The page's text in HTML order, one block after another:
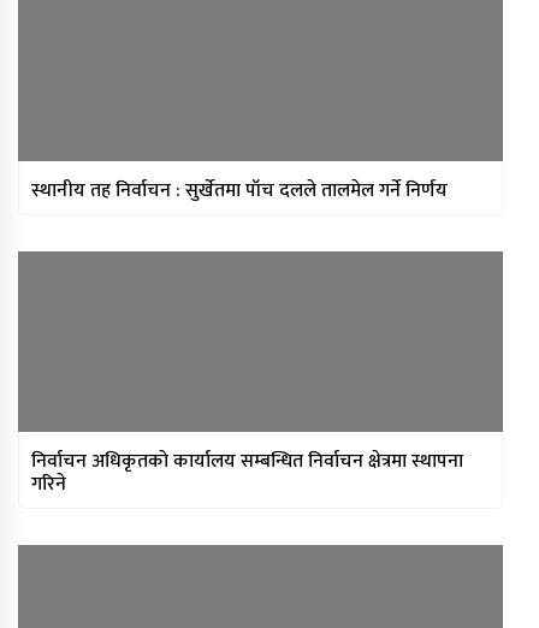
स्थानीय तह निर्वाचन : सुर्खेतमा पाँच दलले तालमेल गर्ने निर्णय
निर्वाचन अधिकृतकाे कार्यालय सम्बन्धित निर्वाचन क्षेत्रमा स्थापना
गरिने